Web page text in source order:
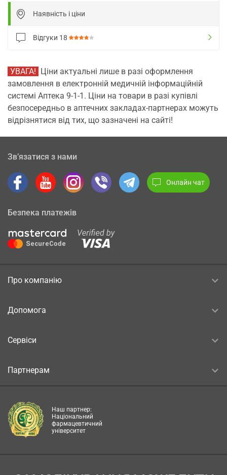
Наявність і ціни
Відгуки 18
УВАГА! Ціни актуальні лише в разі оформлення
замовлення в електронній медичній інформаційній
системі Аптека 9-1-1. Ціни на товари в разі купівлі
безпосередньо в аптечних закладах-партнерах можуть
відрізнятися від тих, що зазначені на сайті!
Зв’язатися з нами
Онлайн чат
Безпека платежів
Про компанію
Допомога
Сервіси
Партнерам
Наш партнер:
Національний
фармацевтичний
університет